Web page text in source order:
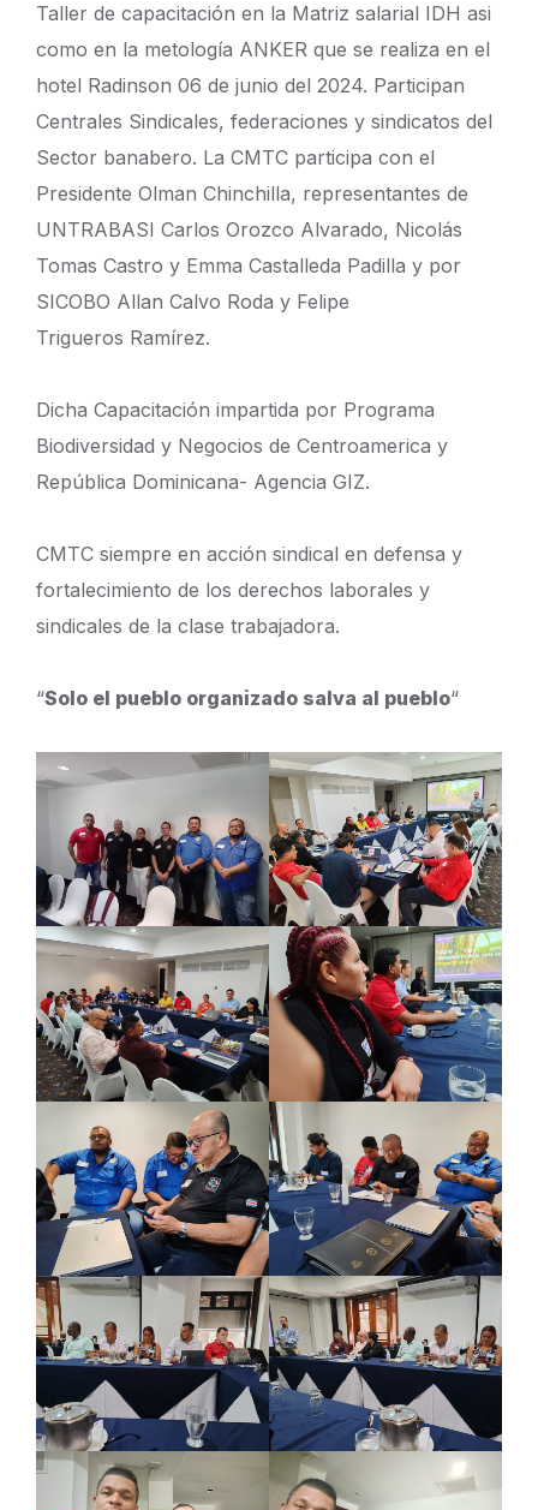
Taller de capacitación en la Matriz salarial IDH asi
como en la metología ANKER que se realiza en el
hotel Radinson 06 de junio del 2024. Participan
Centrales Sindicales, federaciones y sindicatos del
Sector banabero. La CMTC participa con el
Presidente Olman Chinchilla, representantes de
UNTRABASI Carlos Orozco Alvarado, Nicolás
Tomas Castro y Emma Castalleda Padilla y por
SICOBO Allan Calvo Roda y Felipe
Trigueros Ramírez.
Dicha Capacitación impartida por Programa
Biodiversidad y Negocios de Centroamerica y
República Dominicana- Agencia GIZ.
CMTC siempre en acción sindical en defensa y
fortalecimiento de los derechos laborales y
sindicales de la clase trabajadora.
“Solo el pueblo organizado salva al pueblo“